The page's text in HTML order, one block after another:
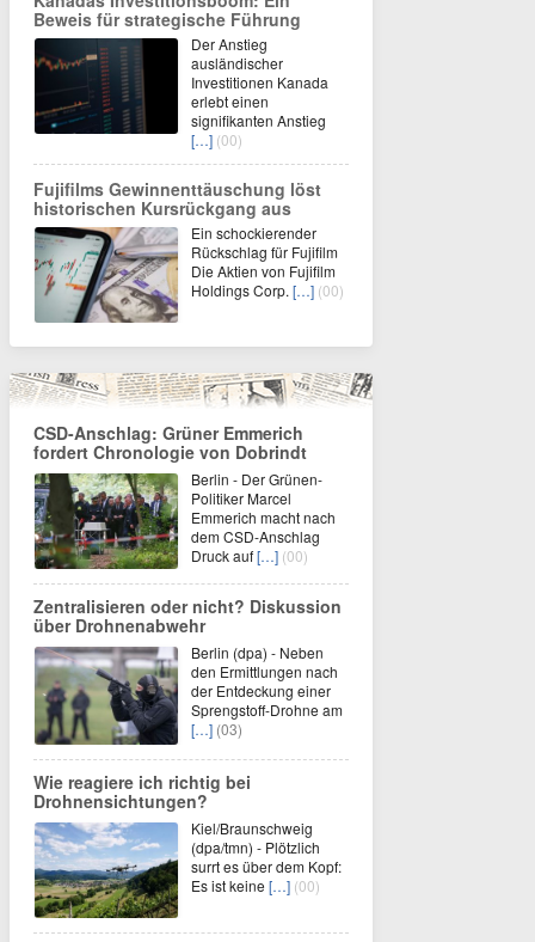
Beweis für strategische Führung
Der Anstieg
ausländischer
Investitionen Kanada
erlebt einen
signifikanten Anstieg
[…] (00)
Fujifilms Gewinnenttäuschung löst
historischen Kursrückgang aus
Ein schockierender
Rückschlag für Fujifilm
Die Aktien von Fujifilm
Holdings Corp. […] (00)
CSD-Anschlag: Grüner Emmerich
fordert Chronologie von Dobrindt
Berlin - Der Grünen-
Politiker Marcel
Emmerich macht nach
dem CSD-Anschlag
Druck auf[…] (00)
Zentralisieren oder nicht? Diskussion
über Drohnenabwehr
Berlin (dpa) - Neben
den Ermittlungen nach
der Entdeckung einer
Sprengstoff-Drohne am
[…] (03)
Wie reagiere ich richtig bei
Drohnensichtungen?
Kiel/Braunschweig
(dpa/tmn) - Plötzlich
surrt es über dem Kopf:
Es ist keine […] (00)